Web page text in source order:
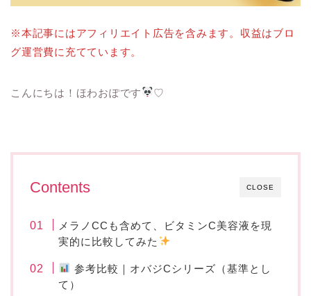
※本記事にはアフィリエイト広告を含みます。収益はブロ
グ運営費に充てています。
こんにちは！ほわおぽです ♡
CLOSE
Contents
メラノCCも含めて、ビタミンC美容液を現
実的に比較してみた
参考比較｜オバジCシリーズ（基準とし
て）